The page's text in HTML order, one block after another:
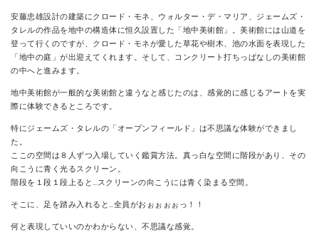
安藤忠雄設計の建築にクロード・モネ、ウォルター・デ・マリア、ジェームズ・
タレルの作品を地中の構造体に恒久設置した「地中美術館」。美術館には山道を
登って行くのですが、クロード・モネが愛した草花や樹木、池の水面を表現した
「地中の庭」が出迎えてくれます。そして、コンクリート打ちっぱなしの美術館
の中へと進みます。
地中美術館が一般的な美術館と違うなと感じたのは、感覚的に感じるアートを実
際に体験できるところです。
特にジェームズ・タレルの「オープンフィールド」は不思議な体験ができまし
た。
ここの空間は８人ずつ入場していく鑑賞方法。真っ白な空間に階段があり、その
向こうに青く光るスクリーン。
階段を１段１段上ると…スクリーンの向こうには青く染まる空間。
そこに、足を踏み入れると…全員がおぉぉぉぉっ！！
何と表現していいのかわからない、不思議な感覚。